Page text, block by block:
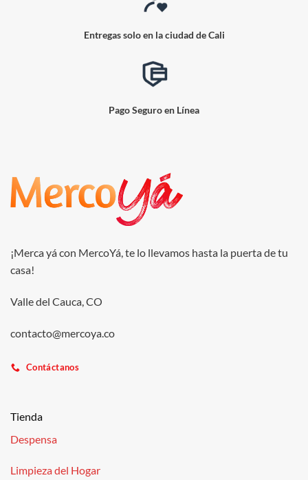
Entregas solo en la ciudad de Cali
Pago Seguro en Línea
¡Merca yá con MercoYá, te lo llevamos hasta la puerta de tu
casa!
Valle del Cauca, CO
contacto@mercoya.co
Contáctanos
Tienda
Despensa
Limpieza del Hogar